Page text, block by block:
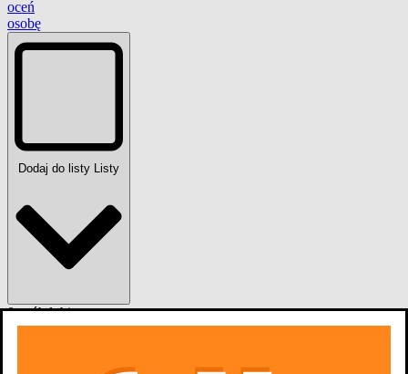
oceń
osobę
Dodaj do listy Listy
0 osób lubi